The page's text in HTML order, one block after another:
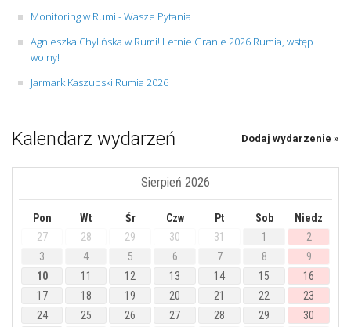
Monitoring w Rumi - Wasze Pytania
Agnieszka Chylińska w Rumi! Letnie Granie 2026 Rumia, wstęp
wolny!
Jarmark Kaszubski Rumia 2026
Kalendarz wydarzeń Dodaj wydarzenie »
Sierpień 2026
Pon Wt Śr Czw Pt Sob
Niedz
27
28 29 30 31 1
2
3
4 5 6 7 8
9
10
11 12 13 14 15
16
17
18 19 20 21 22
23
24
25 26 27 28 29
30